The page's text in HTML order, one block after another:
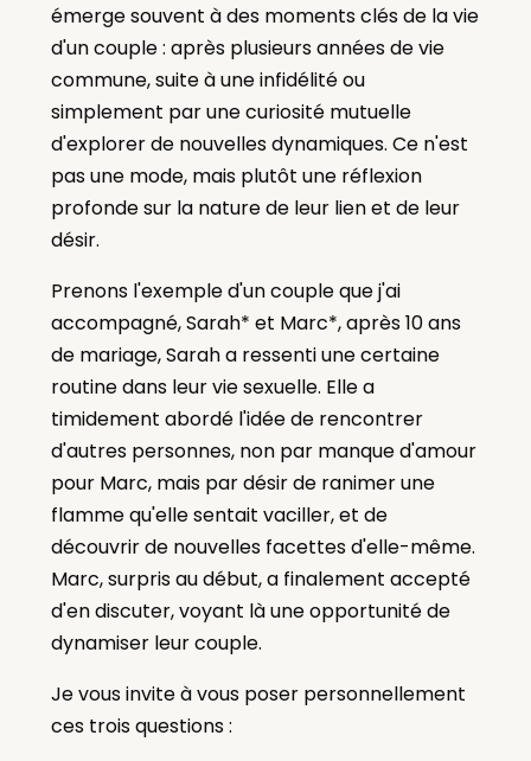
émerge souvent à des moments clés de la vie
d'un couple : après plusieurs années de vie
commune, suite à une infidélité ou
simplement par une curiosité mutuelle
d'explorer de nouvelles dynamiques. Ce n'est
pas une mode, mais plutôt une réflexion
profonde sur la nature de leur lien et de leur
désir.
Prenons l'exemple d'un couple que j'ai
accompagné, Sarah* et Marc*, après 10 ans
de mariage, Sarah a ressenti une certaine
routine dans leur vie sexuelle. Elle a
timidement abordé l'idée de rencontrer
d'autres personnes, non par manque d'amour
pour Marc, mais par désir de ranimer une
flamme qu'elle sentait vaciller, et de
découvrir de nouvelles facettes d'elle-même.
Marc, surpris au début, a finalement accepté
d'en discuter, voyant là une opportunité de
dynamiser leur couple.
Je vous invite à vous poser personnellement
ces trois questions :